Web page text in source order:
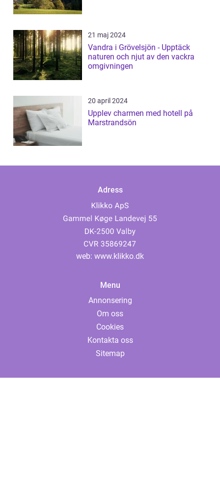
21 maj 2024
Vandra i Grövelsjön - Upptäck
naturen och njut av den vackra
omgivningen
20 april 2024
Upplev charmen med hotell på
Marstrandsön
Adress
web: www.klikko.dk
Menu
Annonsering
Om oss
Cookies
Kontakta oss
Sitemap